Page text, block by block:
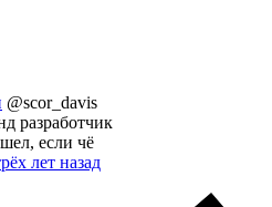
@scor_davis
разработчик
если чё
лет назад